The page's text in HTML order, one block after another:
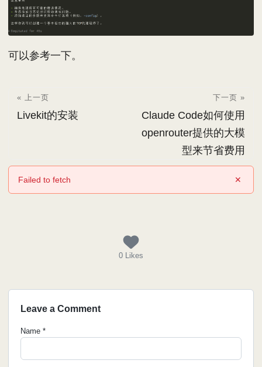
可以参考一下。
« 上一页
Livekit的安装
下一页 »
Claude Code如何使用
openrouter提供的大模
型来节省费用